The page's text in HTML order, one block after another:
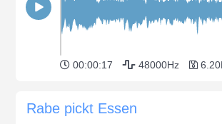
00:00:17 48000Hz
Rabe pickt Essen